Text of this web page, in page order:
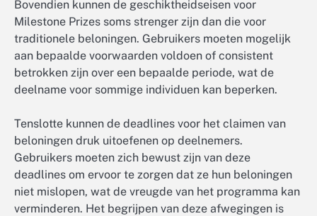
Bovendien kunnen de geschiktheidseisen voor
Milestone Prizes soms strenger zijn dan die voor
traditionele beloningen. Gebruikers moeten mogelijk
aan bepaalde voorwaarden voldoen of consistent
betrokken zijn over een bepaalde periode, wat de
deelname voor sommige individuen kan beperken.
Tenslotte kunnen de deadlines voor het claimen van
beloningen druk uitoefenen op deelnemers.
Gebruikers moeten zich bewust zijn van deze
deadlines om ervoor te zorgen dat ze hun beloningen
niet mislopen, wat de vreugde van het programma kan
verminderen. Het begrijpen van deze afwegingen is